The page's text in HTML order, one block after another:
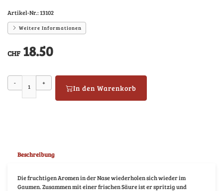
Artikel-Nr.:13102
Weitere Informationen
CHF 18.50
- +
In den Warenkorb
Beschreibung
Die fruchtigen Aromen in der Nase wiederholen sich wieder im
Gaumen. Zusammen mit einer frischen Säure ist er spritzig und